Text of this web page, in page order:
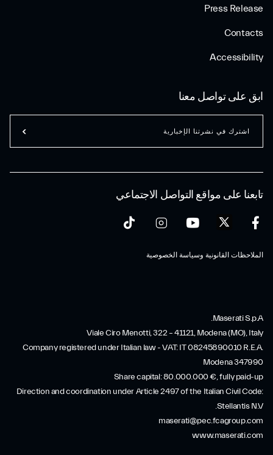
Press Release
Contacts
Accessibility
تابعنا على مواقع التواصل الاجتماعي
الملاحظات القانونية وسياسة الخصوصية
ابق على تواصل معنا
اشترك في نشرتنا الإخبارية
Maserati S.p.A.
Viale Ciro Menotti, 322 – 41121, Modena (MO), Italy
Company registered under Italian law - VAT: IT 08245890010 R.E.A.
Modena 347990
Share capital: 80.000.000 €, fully paid-up
Direction and coordination under Article 2497 of the Italian Civil Code:
Stellantis N.V.
maserati@pec.fcagroup.com
www.maserati.com